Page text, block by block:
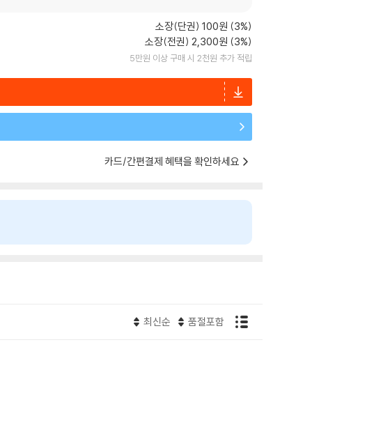
소장(단권) 100원 (3%)
소장(전권) 2,300원 (3%)
5만원 이상 구매 시 2천원 추가 적립
카드/간편결제 혜택을 확인하세요
최신순 품절포함